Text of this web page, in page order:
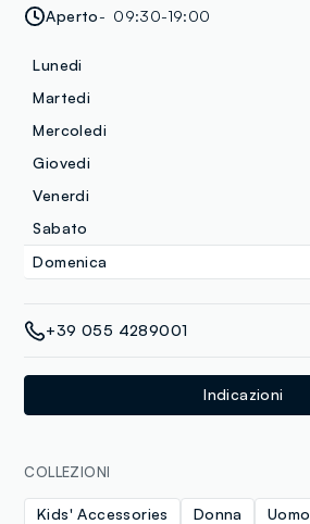
Aperto 09:30-19:00
Lunedi
Martedi
Mercoledi
Giovedi
Venerdi
Sabato
Domenica
+39 055 4289001
Indicazioni
COLLEZIONI
Kids' Accessories Donna Uomo